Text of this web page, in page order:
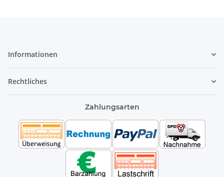
Informationen
Rechtliches
Zahlungsarten